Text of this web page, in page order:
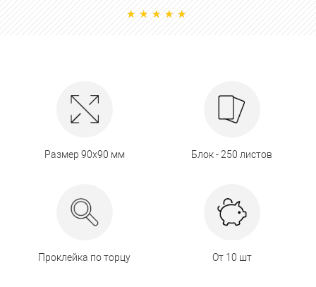
Размер 90х90 мм Блок - 250 листов
Проклейка по торцу От 10 шт